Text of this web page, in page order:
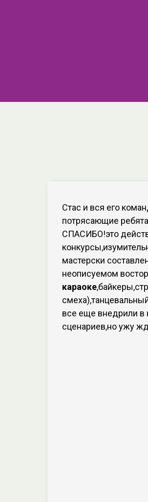
Стас и вся его
потрясающие
СПАСИБО!это
мастерски
неописуемом
караоке
все еще внедрили в
сценариев,но ужу